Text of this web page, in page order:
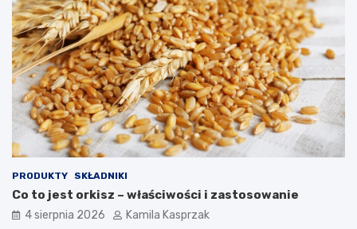
z
d
r
o
w
i
a
?
PRODUKTY SKŁADNIKI
Co to jest orkisz – właściwości i zastosowanie
4 sierpnia 2026 Kamila Kasprzak